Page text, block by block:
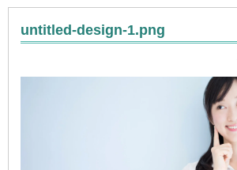
untitled-design-1.png